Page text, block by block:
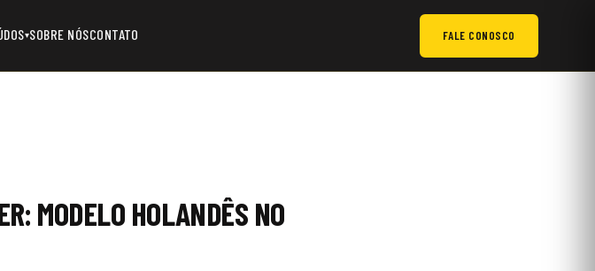
▾SOBRE NÓSCONTATO FALE CONOSCO
MODELO HOLANDÊS NO